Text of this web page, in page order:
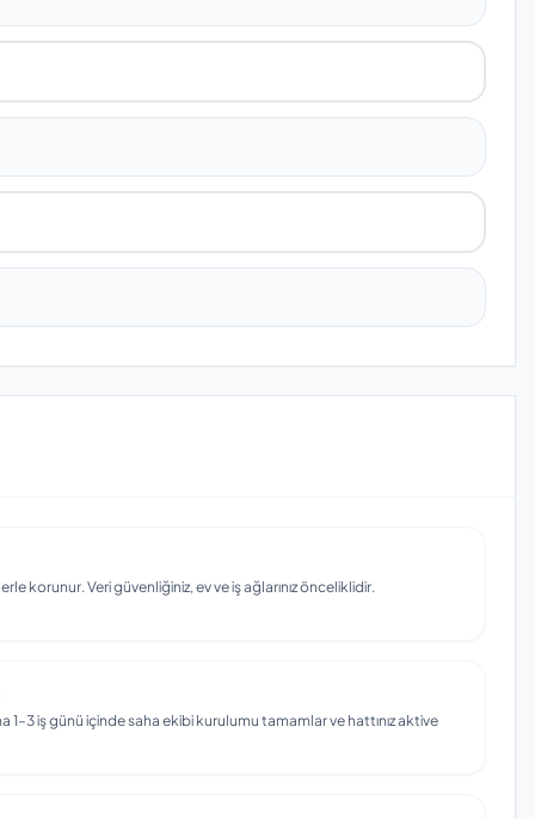
korunur. Veri güvenliğiniz, ev ve iş ağlarınız önceliklidir.
iş günü içinde saha ekibi kurulumu tamamlar ve hattınız aktive